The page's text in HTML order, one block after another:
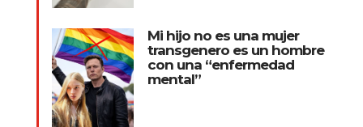
Mi hijo no es una mujer
transgenero es un hombre
con una “enfermedad
mental”